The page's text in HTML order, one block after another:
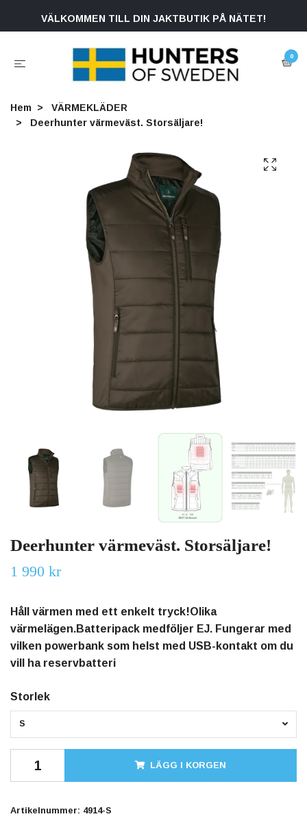
VÄLKOMMEN TILL DIN JAKTBUTIK PÅ NÄTET!
0
Hem
VÄRMEKLÄDER
Deerhunter värmeväst. Storsäljare!
Deerhunter värmeväst. Storsäljare!
1 990 kr
Håll värmen med ett enkelt tryck!Olika
värmelägen.Batteripack medföljer EJ. Fungerar med
vilken powerbank som helst med USB-kontakt om du
vill ha reservbatteri
Storlek
S
LÄGG I KORGEN
Artikelnummer: 4914-S